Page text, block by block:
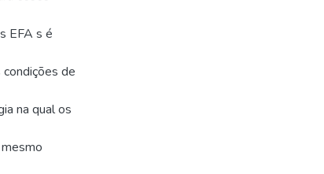
EFA s é
de
na qual os